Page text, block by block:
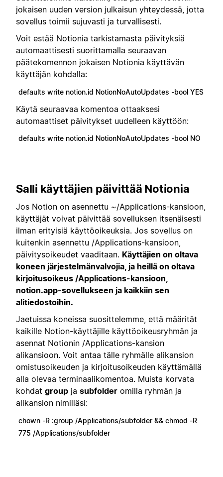
jokaisen uuden version julkaisun yhteydessä, jotta
sovellus toimii sujuvasti ja turvallisesti.
Voit estää Notionia tarkistamasta päivityksiä
automaattisesti suorittamalla seuraavan
päätekomennon jokaisen Notionia käyttävän
käyttäjän kohdalla:
defaults write notion.id NotionNoAutoUpdates -bool YES
Käytä seuraavaa komentoa ottaaksesi
automaattiset päivitykset uudelleen käyttöön:
defaults write notion.id NotionNoAutoUpdates -bool NO
Salli käyttäjien päivittää Notionia
Jos Notion on asennettu ~/Applications-kansioon,
käyttäjät voivat päivittää sovelluksen itsenäisesti
ilman erityisiä käyttöoikeuksia. Jos sovellus on
kuitenkin asennettu /Applications-kansioon,
päivitysoikeudet vaaditaan. Käyttäjien on oltava
koneen järjestelmänvalvojia, ja heillä on oltava
kirjoitusoikeus /Applications-kansioon,
notion.app-sovellukseen ja kaikkiin sen
alitiedostoihin.
Jaetuissa koneissa suosittelemme, että määrität
kaikille Notion-käyttäjille käyttöoikeusryhmän ja
asennat Notionin /Applications-kansion
alikansioon. Voit antaa tälle ryhmälle alikansion
omistusoikeuden ja kirjoitusoikeuden käyttämällä
alla olevaa terminaalikomentoa. Muista korvata
kohdat group ja subfolder omilla ryhmän ja
alikansion nimilläsi:
chown -R :group /Applications/subfolder && chmod -R
775 /Applications/subfolder